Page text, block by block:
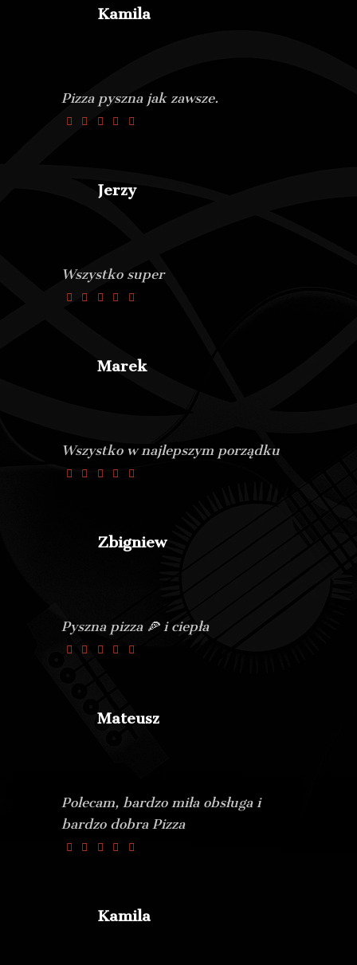
Kamila
Pizza pyszna jak zawsze.
Jerzy
Wszystko super
Marek
Wszystko w najlepszym porządku
Zbigniew
Pyszna pizza 🍕 i ciepła
Mateusz
Polecam, bardzo miła obsługa i
bardzo dobra Pizza
Kamila